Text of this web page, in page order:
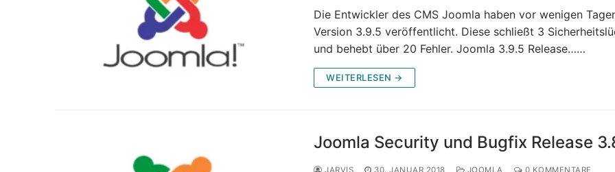
Die Entwickler des CMS Joomla haben vor wenigen
Version 3.9.5 veröffentlicht. Diese schließt 3
und behebt über 20 Fehler. Joomla 3.9.5 Release……
WEITERLESEN →
Joomla Security und Bugfix Release